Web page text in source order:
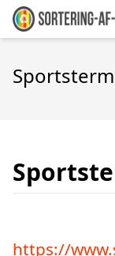
https://